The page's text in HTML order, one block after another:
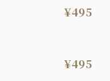
¥495
¥495